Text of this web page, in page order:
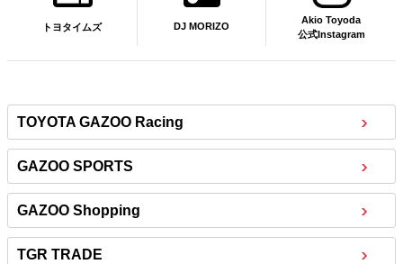
トヨタイムズ DJ MORIZO
Akio Toyoda
公式Instagram
TOYOTA GAZOO Racing
GAZOO SPORTS
GAZOO Shopping
TGR TRADE